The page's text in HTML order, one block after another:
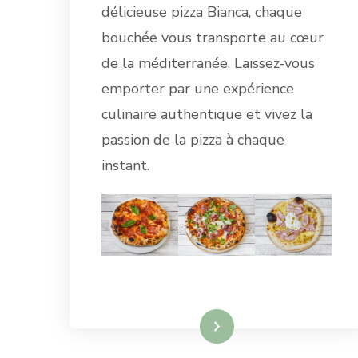
délicieuse pizza Bianca, chaque
bouchée vous transporte au cœur
de la méditerranée. Laissez-vous
emporter par une expérience
culinaire authentique et vivez la
passion de la pizza à chaque
instant.
Lire la suite